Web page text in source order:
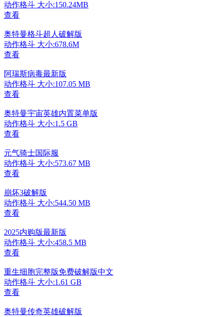
动作格斗 大小:150.24MB
查看
奥特曼格斗超人破解版
动作格斗 大小:678.6M
查看
阿瑞斯病毒最新版
动作格斗 大小:107.05 MB
查看
奥特曼宇宙英雄内置菜单版
动作格斗 大小:1.5 GB
查看
元气骑士国际服
动作格斗 大小:573.67 MB
查看
崩坏3破解版
动作格斗 大小:544.50 MB
查看
2025内购版最新版
动作格斗 大小:458.5 MB
查看
重生细胞完整版免费破解版中文
动作格斗 大小:1.61 GB
查看
奥特曼传奇英雄破解版